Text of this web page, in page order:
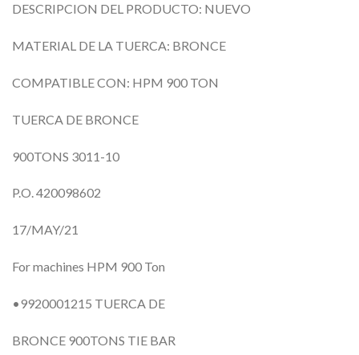
DESCRIPCION DEL PRODUCTO: NUEVO
MATERIAL DE LA TUERCA: BRONCE
COMPATIBLE CON: HPM 900 TON
TUERCA DE BRONCE
900TONS 3011-10
P.O. 420098602
17/MAY/21
For machines HPM 900 Ton
•9920001215 TUERCA DE
BRONCE 900TONS TIE BAR